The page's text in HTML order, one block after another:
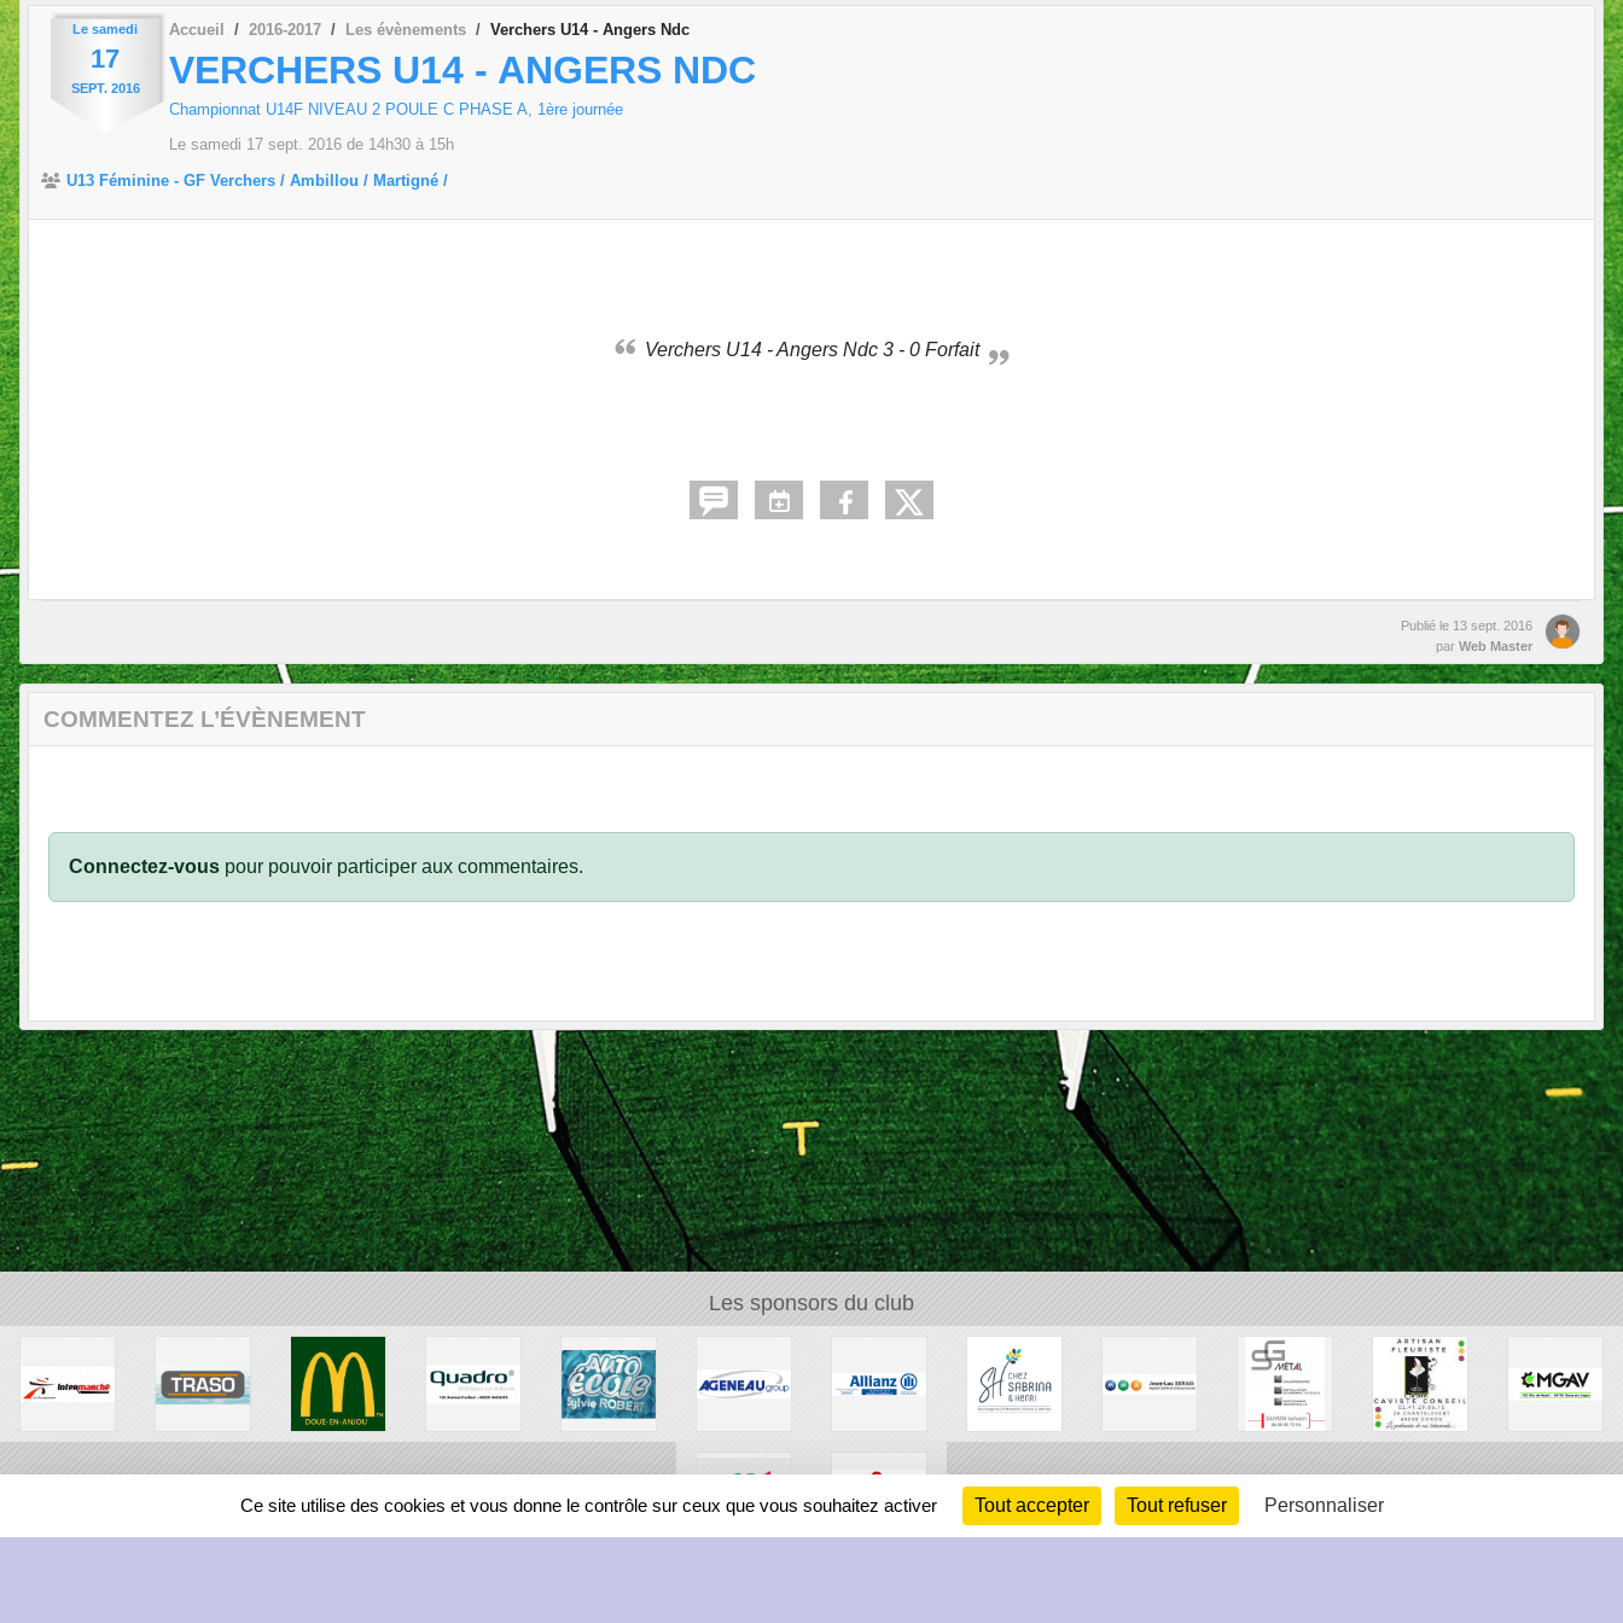
Le samedi
17
SEPT. 2016
Accueil 2016-2017 Les évènements Verchers U14 - Angers Ndc
VERCHERS U14 - ANGERS NDC
Championnat U14F NIVEAU 2 POULE C PHASE A, 1ère journée
Le samedi 17 sept. 2016 de 14h30 à 15h
U13 Féminine - GF Verchers / Ambillou / Martigné /
Verchers U14 - Angers Ndc 3 - 0 Forfait
Publié le 13 sept. 2016
par Web Master
COMMENTEZ L’ÉVÈNEMENT
Connectez-vous pour pouvoir participer aux commentaires.
Les sponsors du club
Ce site utilise des cookies et vous donne le contrôle sur ceux que vous souhaitez activer Tout accepter Tout refuser Personnaliser